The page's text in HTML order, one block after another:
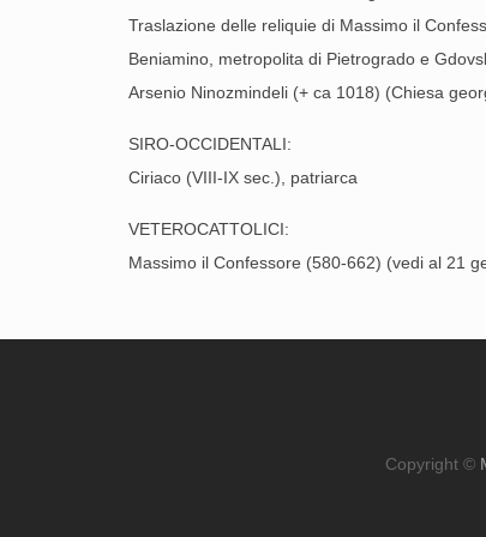
Traslazione delle reliquie di Massimo il
Beniamino, metropolita di Pietrogrado e
Arsenio Ninozmindeli (+ ca 1018) (Chiesa
SIRO-OCCIDENTALI:
Ciriaco (VIII-IX sec.), patriarca
VETEROCATTOLICI:
Massimo il Confessore (580-662) (vedi al 21
Copyright ©